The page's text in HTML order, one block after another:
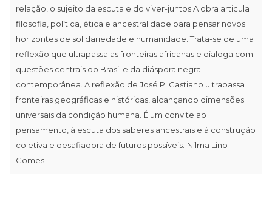
relação, o sujeito da escuta e do viver-juntos.A obra articula
filosofia, política, ética e ancestralidade para pensar novos
horizontes de solidariedade e humanidade. Trata-se de uma
reflexão que ultrapassa as fronteiras africanas e dialoga com
questões centrais do Brasil e da diáspora negra
contemporânea."A reflexão de José P. Castiano ultrapassa
fronteiras geográficas e históricas, alcançando dimensões
universais da condição humana. É um convite ao
pensamento, à escuta dos saberes ancestrais e à construção
coletiva e desafiadora de futuros possíveis."Nilma Lino
Gomes